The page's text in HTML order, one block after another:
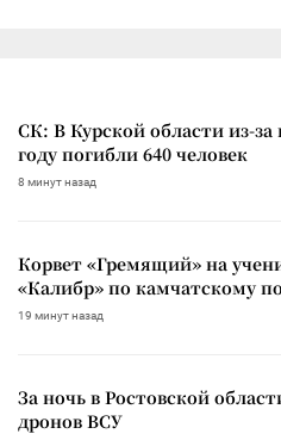
СК: В Курской области из-
году погибли 640 человек
8 минут назад
Корвет «Гремящий» на
«Калибр» по камчатскому
19 минут назад
За ночь в Ростовской
дронов ВСУ